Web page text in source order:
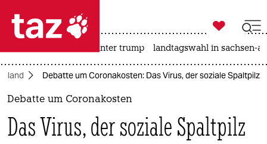
 taz zahl ich
taz zahl ich
politik

taz zahl ich
usa unter trump landtagswahl in sachsen-
Debatte um Coronakosten: Das Virus, der soziale Spaltpilz
Debatte um Coronakosten
Das Virus, der soziale Spaltpilz